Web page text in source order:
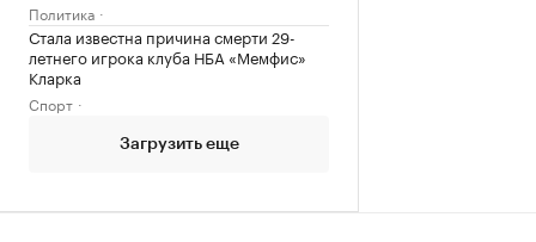
Политика
Стала известна причина смерти 29-
летнего игрока клуба НБА «Мемфис»
Кларка
Спорт
Загрузить еще